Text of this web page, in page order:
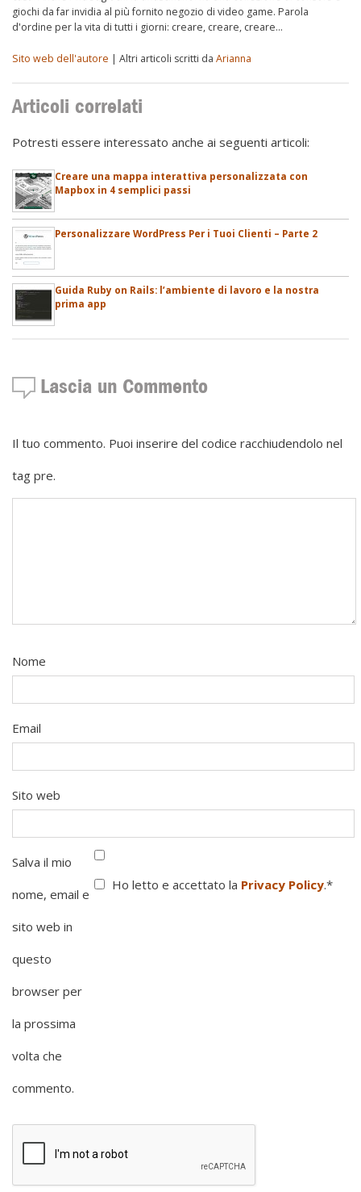
giochi da far invidia al più fornito negozio di video game. Parola
d'ordine per la vita di tutti i giorni: creare, creare, creare…
Sito web dell'autore | Altri articoli scritti da Arianna
Articoli correlati
Potresti essere interessato anche ai seguenti articoli:
Creare una mappa interattiva personalizzata con
Mapbox in 4 semplici passi
Personalizzare WordPress Per i Tuoi Clienti – Parte 2
Guida Ruby on Rails: l’ambiente di lavoro e la nostra
prima app
Lascia un Commento
Il tuo commento. Puoi inserire del codice racchiudendolo nel
tag pre.
Nome
Email
Sito web
Salva il mio
nome, email e
sito web in
questo
browser per
la prossima
volta che
commento.
Ho letto e accettato la Privacy Policy.*